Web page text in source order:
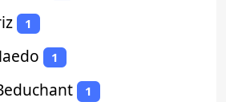
1
1
1